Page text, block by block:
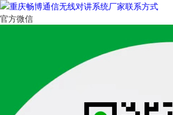
官方微信